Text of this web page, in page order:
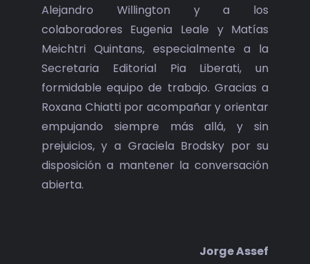
Alejandro Willington y a los
colaboradores Eugenia Leale y Matías
Meichtri Quintans, especialmente a la
Secretaria Editorial Pia Liberati, un
formidable equipo de trabajo. Gracias a
Roxana Chiatti por acompañar y orientar
empujando siempre más allá, y sin
prejuicios, y a Graciela Brodsky por su
disposición a mantener la conversación
abierta.
Jorge Assef